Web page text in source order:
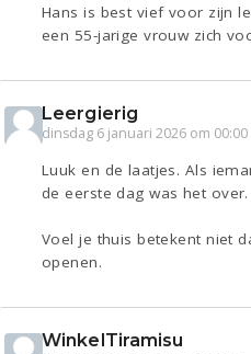
Hans is best vief voor zijn
een 55-jarige vrouw zich
Leergierig
dinsdag 6 januari 2026 om 00:00
Luuk en de laatjes. Als
de eerste dag was het over.
Voel je thuis betekent niet
openen.
WinkelTiramisu